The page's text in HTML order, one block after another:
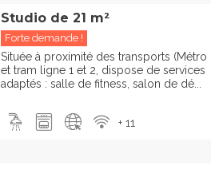
Studio de 21 m²
Forte demande !
Située à proximité des transports (Métro
et tram ligne 1 et 2, dispose de services
adaptés : salle de fitness, salon de dé...
+ 11